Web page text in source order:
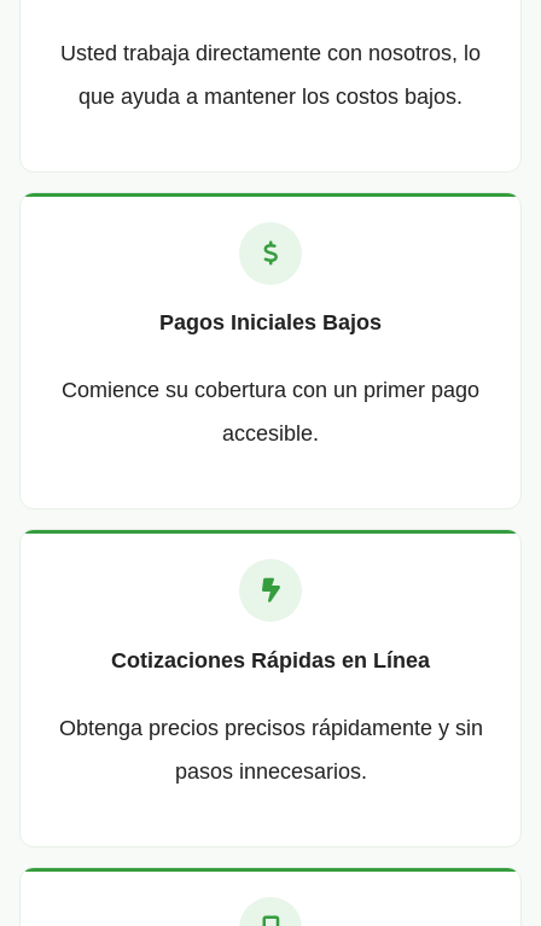
Usted trabaja directamente con nosotros, lo
que ayuda a mantener los costos bajos.
Pagos Iniciales Bajos
Comience su cobertura con un primer pago
accesible.
Cotizaciones Rápidas en Línea
Obtenga precios precisos rápidamente y sin
pasos innecesarios.